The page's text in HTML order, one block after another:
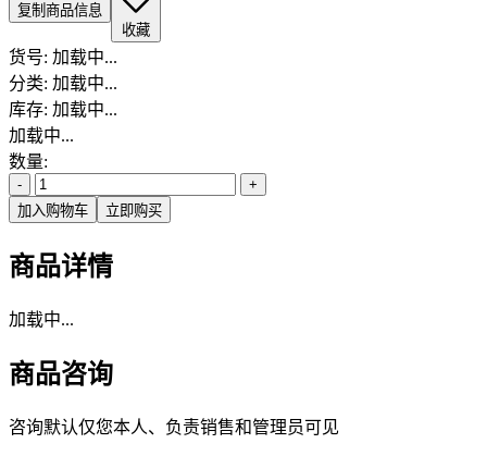
复制商品信息
收藏
货号: 加载中...
分类: 加载中...
库存: 加载中...
加载中...
数量:
-
+
加入购物车
立即购买
商品详情
加载中...
商品咨询
咨询默认仅您本人、负责销售和管理员可见